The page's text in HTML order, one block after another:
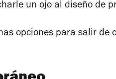
un ojo al diseño de
opciones para salir de